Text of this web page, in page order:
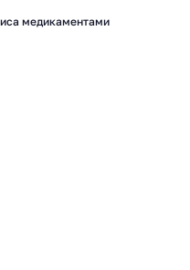
медикаментами